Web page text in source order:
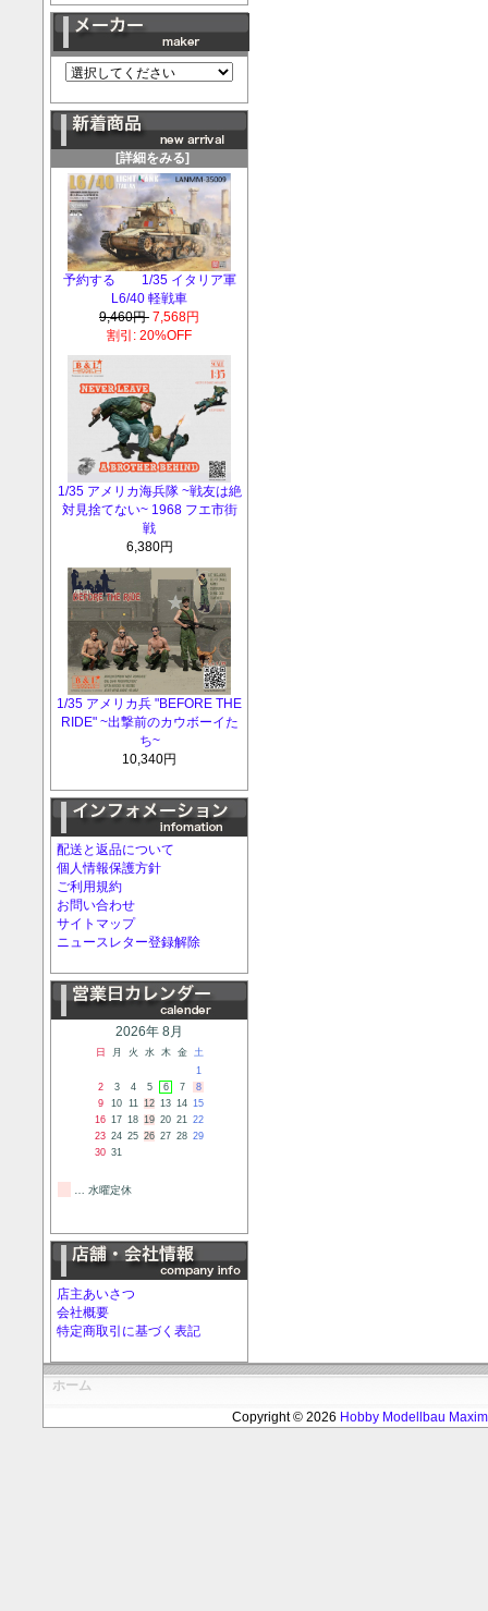
[詳細をみる]
予約する 1/35 イタリア軍
L6/40 軽戦車
9,460円 7,568円
割引: 20%OFF
1/35 アメリカ海兵隊 ~戦友は絶
対見捨てない~ 1968 フエ市街
戦
6,380円
1/35 アメリカ兵 "BEFORE THE
RIDE" ~出撃前のカウボーイた
ち~
10,340円
配送と返品について
個人情報保護方針
ご利用規約
お問い合わせ
サイトマップ
ニュースレター登録解除
2026年 8月
日 月 火 水 木 金
土
1
2
3 4 5 6 7
8
9
10 11 12 13 14 15
16 17 18 19 20 21 22
23 24 25 26 27 28 29
30 31
… 水曜定休
店主あいさつ
会社概要
特定商取引に基づく表記
ホーム
Copyright © 2026 Hobby Modellbau